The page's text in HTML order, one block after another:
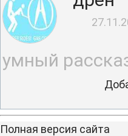
умный
Полная версия сайта